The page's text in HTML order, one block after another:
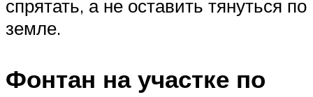
спрятать, а не оставить тянуться по
земле.
Фонтан на участке по